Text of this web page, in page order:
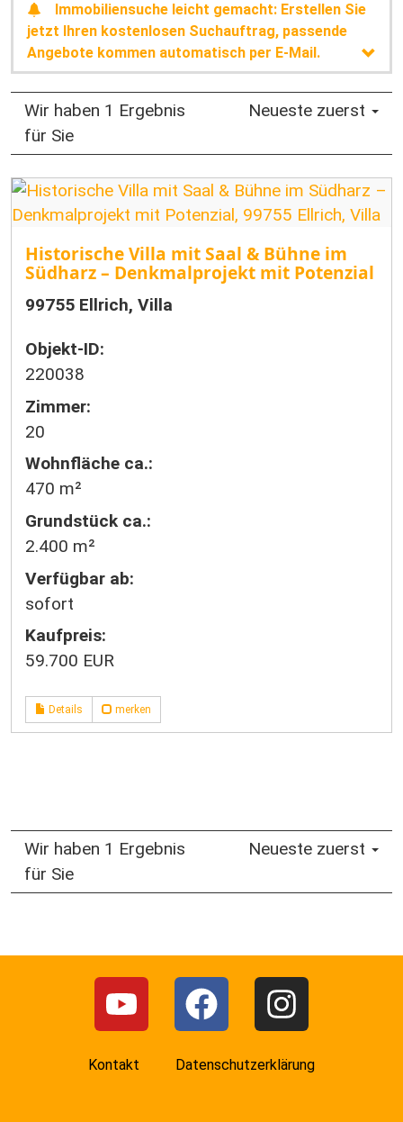
Immobiliensuche leicht gemacht: Erstellen Sie
jetzt Ihren kostenlosen Suchauftrag, passende
Angebote kommen automatisch per E-Mail.
Wir haben 1 Ergebnis
für Sie
Neueste zuerst
Historische Villa mit Saal & Bühne im
Südharz – Denkmalprojekt mit Potenzial
99755 Ellrich, Villa
Objekt-ID:
220038
Zimmer:
20
Wohnfläche ca.:
470 m²
Grund­stück ca.:
2.400 m²
Verfügbar ab:
sofort
Kaufpreis:
59.700 EUR
Details merken
Wir haben 1 Ergebnis
für Sie
Neueste zuerst
Kontakt Datenschutzerklärung